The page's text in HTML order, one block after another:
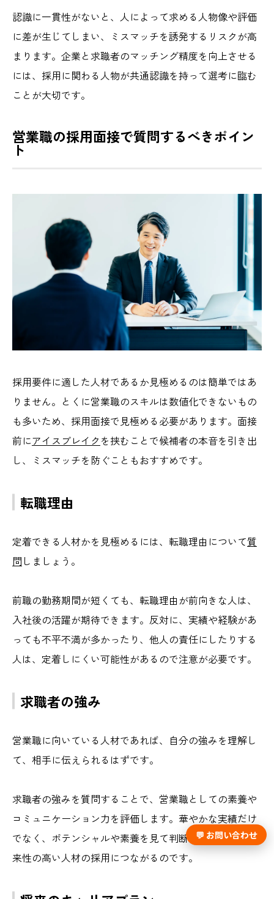
認識に一貫性がないと、人によって求める人物像や評価
に差が生じてしまい、ミスマッチを誘発するリスクが高
まります。企業と求職者のマッチング精度を向上させる
には、採用に関わる人物が共通認識を持って選考に臨む
ことが大切です。
営業職の採用面接で質問するべきポイン
ト
採用要件に適した人材であるか見極めるのは簡単ではあ
りません。とくに営業職のスキルは数値化できないもの
も多いため、採用面接で見極める必要があります。 面接
前にアイスブレイク を挟むことで候補者の本音を引き出
し、ミスマッチを防ぐこともおすすめです。
転職理由
定着できる人材かを見極めるには、転職理由について質
問 しましょう。
前職の勤務期間が短くても、転職理由が前向きな人は、
入社後の活躍が期待できます。反対に、実績や経験があ
っても不平不満が多かったり、他人の責任にしたりする
人は、定着しにくい可能性があるので注意が必要です。
求職者の強み
営業職に向いている人材であれば、自分の強みを理解し
て、相手に伝えられるはずです。
求職者の強みを質問することで、営業職としての素養や
コミュニケーション力を評価します。華やかな実績だけ
でなく、ポテンシャルや素養を見て判断することが、将
来性の高い人材の採用につながるのです。
💬 お問い合わせ